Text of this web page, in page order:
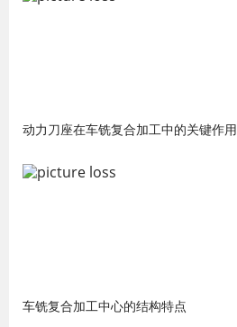
动力刀座在车铣复合加工中的关键作用
车铣复合加工中心的结构特点